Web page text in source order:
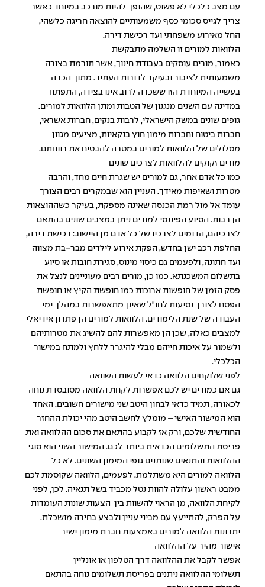
עם מצב כלכלי לא פשוט, שהופך להיות מורכב במיוחד כאשר
צריך לגייס סכומי כסף משמעותיים להוצאה חריגה כלשהי,
החל מאירוע משפחתי ועד רכישת דירה.
הלוואות למורים זו השלמה מתבקשת
כאמור, מורים עוסקים בעבודת חינוך, אשר תורמת בצורה
משמעותית לציבור ובעיקר לדורות העתיד. מתוך הכרה
בעשייה המיוחדת הזו ששכרה לרוב אינו בצידה, התפתח
במדינה עם השנים מנגנון של הטבות ומתן הלוואות למורים.
גופים שונים במשק הישראלי, לרבות בנקים, חברות אשראי,
חברות ביטוח וחברות מימון חוץ בנקאיות, מציעים מגוון
מסלולים של הלוואות למורים במטרה להבטיח את רווחתם.
מורים זקוקים להלוואות לצרכים שונים
כמו כל אדם אחר, גם למורים יש שגרת חיים מחד, והרבה
מטרות ושאיפות מאידך. העניין הוא שבמקרים רבים הצורך
עומד אל מול רמת הכנסה שאינה מספקת, בעיקר כשההוצאות
הן רבות. הסיוע הפיננסי למורים ניתן במצבים שונים בהתאם
לצרכיהם, הדומים לצרכיו של כל אדם מן היישוב: רכישת דירה,
החלפת רכב ישן בחדש, הפקת אירוע לילדים מבר-בת מצווה
ועד חתונה, ולפעמים גם כיסוי מינוס, סגירת חובות או סיוע
בתשלום המשכנתא. כמו כן, מורים רבים מעוניינים לנצל את
פסק הזמן של חופשות ארוכות כמו חופשת הקיץ או חופשת
הפסח לצורך נסיעות לחו"ל שאינן מתאפשרות במהלך ימי
העבודה של שנת הלימודים. הלוואות למורים הן פתרון אידיאלי
למצבים כאלה, שכן הן מאפשרות להם להשיג את מטרותיהם
ולשמור על איכות חייהם מבלי להיגרר ללחץ ולמתח במישור
הכלכלי.
לפני שלוקחים הלוואה כדאי לעשות השוואה
גם אם כמורים יש לכם אפשרות לקחת הלוואה מסובסדת נוחה
לכאורה, תמיד כדאי לבחון היטב שני מישורים חשובים. האחד
הוא המישור האישי – מומלץ לחשב היטב מהי יכולת ההחזר
החודשית שלכם, ורק אז לקבוע בהתאם את סכום ההלוואה ואת
פריסת התשלומים הכדאית ביותר לכם. המישור השני הוא סוגי
ההלוואות והתנאים שנותנים גופי המימון השונים. לא כל
הלוואה למורים היא משתלמת. לפעמים, הלוואה שקוסמת לכם
ממבט ראשון עלולה להוות נטל מכביד בשל תנאיה. לכן, לפני
לקיחת הלוואה, מן הראוי להשוות בין הצעות שונות העומדות
על הפרק, להתייעץ עם מביני עניין ולבצע בחירה מושכלת.
יתרונות הלוואה למורים באמצעות חברת מימון ישיר
אישור מהיר על ההלוואה
אפשר לקבל את ההלוואה דרך הטלפון או אונליין
תשלומי ההלוואה ניתנים בפריסת תשלומים נוחה בהתאם